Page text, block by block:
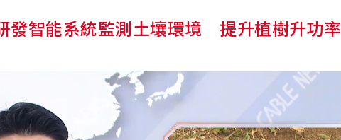
發智能系統監測土壤環境 提升植樹升功率